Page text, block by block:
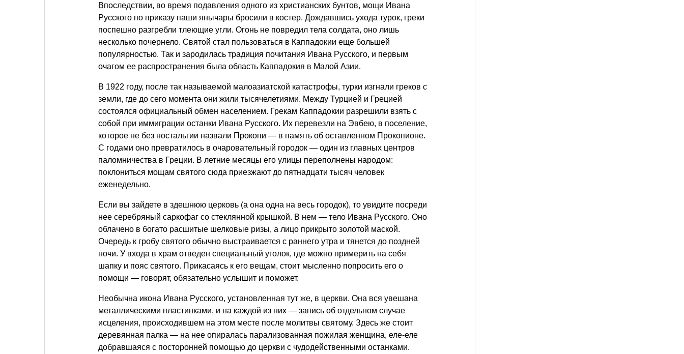
Впоследствии, во время подавления одного из христианских бунтов, мощи Ивана
Русского по приказу паши янычары бросили в костер. Дождавшись ухода турок, греки
поспешно разгребли тлеющие угли. Огонь не повредил тела солдата, оно лишь
несколько почернело. Святой стал пользоваться в Каппадокии еще большей
популярностью. Так и зародилась традиция почитания Ивана Русского, и первым
очагом ее распространения была область Каппадокия в Малой Азии.
В 1922 году, после так называемой малоазиатской катастрофы, турки изгнали греков с
земли, где до сего момента они жили тысячелетиями. Между Турцией и Грецией
состоялся официальный обмен населением. Грекам Каппадокии разрешили взять с
собой при иммиграции останки Ивана Русского. Их перевезли на Эвбею, в поселение,
которое не без ностальгии назвали Прокопи — в память об оставленном Прокопионе.
С годами оно превратилось в очаровательный городок — один из главных центров
паломничества в Греции. В летние месяцы его улицы переполнены народом:
поклониться мощам святого сюда приезжают до пятнадцати тысяч человек
еженедельно.
Если вы зайдете в здешнюю церковь (а она одна на весь городок), то увидите посреди
нее серебряный саркофаг со стеклянной крышкой. В нем — тело Ивана Русского. Оно
облачено в богато расшитые шелковые ризы, а лицо прикрыто золотой маской.
Очередь к гробу святого обычно выстраивается с раннего утра и тянется до поздней
ночи. У входа в храм отведен специальный уголок, где можно примерить на себя
шапку и пояс святого. Прикасаясь к его вещам, стоит мысленно попросить его о
помощи — говорят, обязательно услышит и поможет.
Необычна икона Ивана Русского, установленная тут же, в церкви. Она вся увешана
металлическими пластинками, и на каждой из них — запись об отдельном случае
исцеления, происходившем на этом месте после молитвы святому. Здесь же стоит
деревянная палка — на нее опиралась парализованная пожилая женщина, еле-еле
добравшаяся с посторонней помощью до церкви с чудодейственными останками.